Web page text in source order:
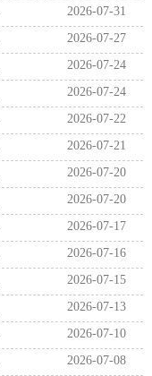
2026-07-31
2026-07-27
2026-07-24
2026-07-24
2026-07-22
2026-07-21
2026-07-20
2026-07-20
2026-07-17
2026-07-16
2026-07-15
2026-07-13
2026-07-10
2026-07-08